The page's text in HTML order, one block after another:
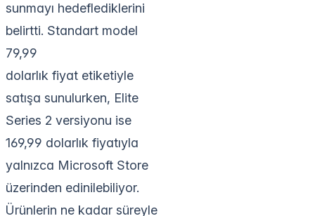
sunmayı hedeflediklerini
belirtti. Standart model
79,99
dolarlık fiyat etiketiyle
satışa sunulurken, Elite
Series 2 versiyonu ise
169,99 dolarlık fiyatıyla
yalnızca Microsoft Store
üzerinden edinilebiliyor.
Ürünlerin ne kadar süreyle